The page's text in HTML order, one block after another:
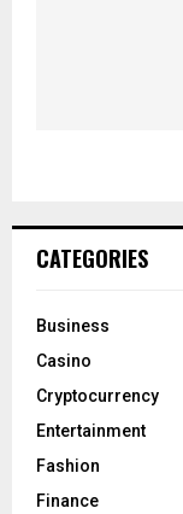
CATEGORIES
Business
Casino
Cryptocurrency
Entertainment
Fashion
Finance